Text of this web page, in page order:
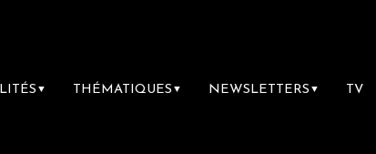
▼ THÉMATIQUES ▼ NEWSLETTERS ▼ TV